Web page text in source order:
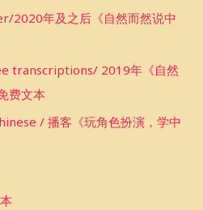
2020年及之后《自然而然说中
transcriptions/ 2019年《自然
费文本
/ 播客《玩角色扮演，学中